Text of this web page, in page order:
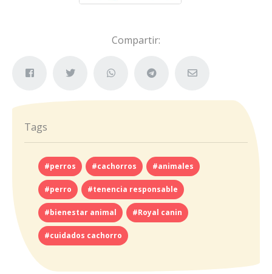
Compartir:
Tags
#perros #cachorros #animales
#perro #tenencia responsable
#bienestar animal #Royal canin
#cuidados cachorro